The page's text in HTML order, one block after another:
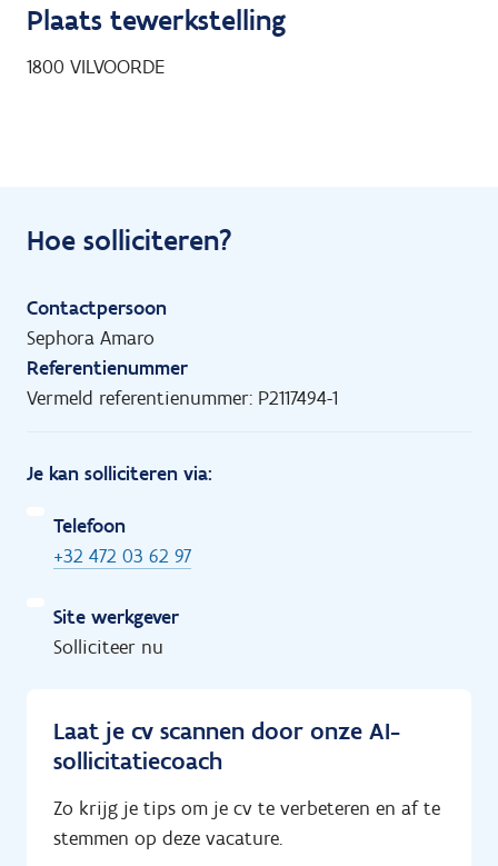
Plaats tewerkstelling
1800 VILVOORDE
Hoe solliciteren?
Contactpersoon
Sephora Amaro
Referentienummer
Vermeld referentienummer: P2117494-1
Je kan solliciteren via:
Telefoon
+32 472 03 62 97
Site werkgever
Solliciteer nu
Laat je cv scannen door onze AI-
sollicitatiecoach
Zo krijg je tips om je cv te verbeteren en af te
stemmen op deze vacature.